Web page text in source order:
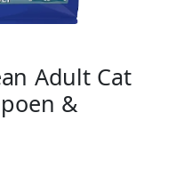
Adult Cat
&